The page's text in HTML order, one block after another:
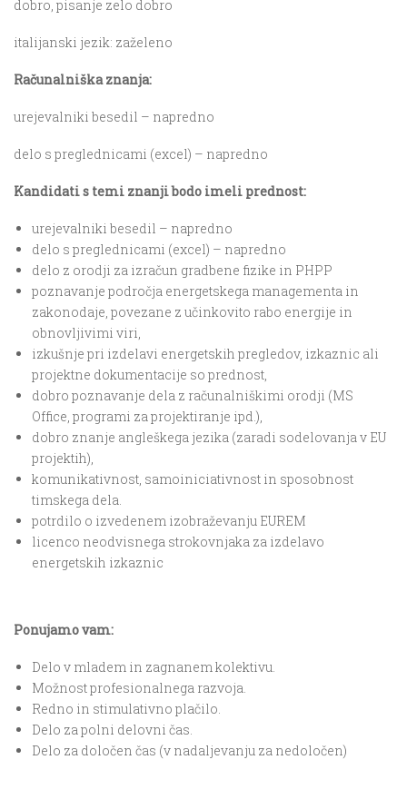
dobro, pisanje zelo dobro
italijanski jezik: zaželeno
Računalniška znanja:
urejevalniki besedil – napredno
delo s preglednicami (excel) – napredno
Kandidati s temi znanji bodo imeli prednost:
urejevalniki besedil – napredno
delo s preglednicami (excel) – napredno
delo z orodji za izračun gradbene fizike in PHPP
poznavanje področja energetskega managementa in
zakonodaje, povezane z učinkovito rabo energije in
obnovljivimi viri,
izkušnje pri izdelavi energetskih pregledov, izkaznic ali
projektne dokumentacije so prednost,
dobro poznavanje dela z računalniškimi orodji (MS
Office, programi za projektiranje ipd.),
dobro znanje angleškega jezika (zaradi sodelovanja v EU
projektih),
komunikativnost, samoiniciativnost in sposobnost
timskega dela.
potrdilo o izvedenem izobraževanju EUREM
licenco neodvisnega strokovnjaka za izdelavo
energetskih izkaznic
Ponujamo vam:
Delo v mladem in zagnanem kolektivu.
Možnost profesionalnega razvoja.
Redno in stimulativno plačilo.
Delo za polni delovni čas.
Delo za določen čas (v nadaljevanju za nedoločen)